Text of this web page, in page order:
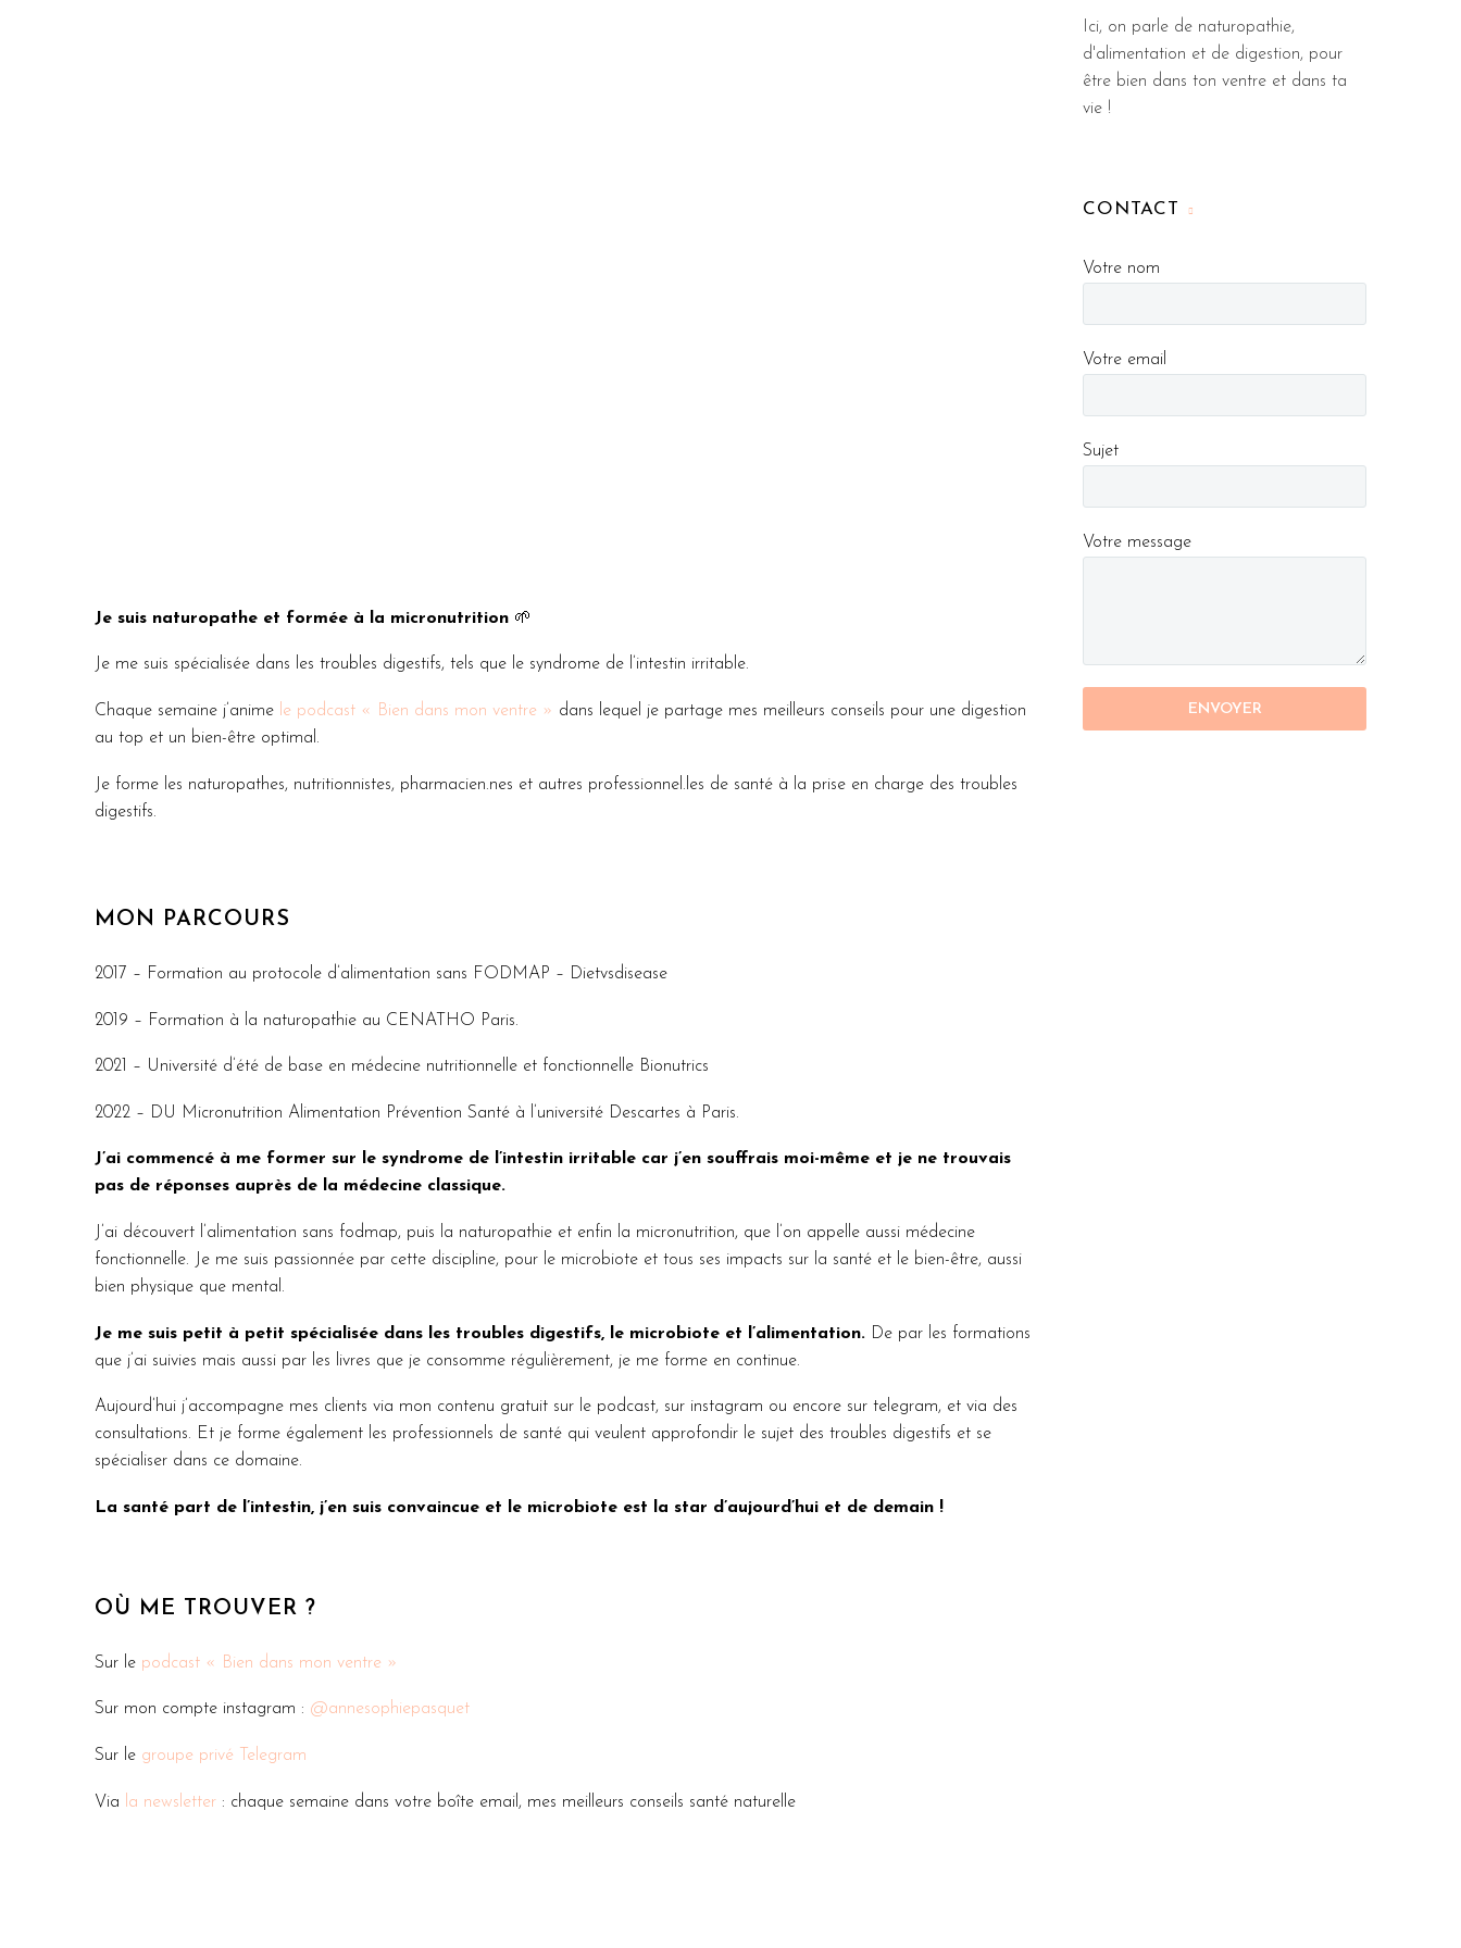
Je suis naturopathe et formée à la micronutrition 🌱
Je me suis spécialisée dans les troubles digestifs, tels que le syndrome de l’intestin irritable.
Chaque semaine j’anime le podcast « Bien dans mon ventre » dans lequel je partage mes meilleurs conseils pour une digestion
au top et un bien-être optimal.
Je forme les naturopathes, nutritionnistes, pharmacien.nes et autres professionnel.les de santé à la prise en charge des troubles
digestifs.
MON PARCOURS
2017 – Formation au protocole d’alimentation sans FODMAP – Dietvsdisease
2019 – Formation à la naturopathie au CENATHO Paris.
2021 – Université d’été de base en médecine nutritionnelle et fonctionnelle Bionutrics
2022 – DU Micronutrition Alimentation Prévention Santé à l’université Descartes à Paris.
J’ai commencé à me former sur le syndrome de l’intestin irritable car j’en souffrais moi-même et je ne trouvais
pas de réponses auprès de la médecine classique.
J’ai découvert l’alimentation sans fodmap, puis la naturopathie et enfin la micronutrition, que l’on appelle aussi médecine
fonctionnelle. Je me suis passionnée par cette discipline, pour le microbiote et tous ses impacts sur la santé et le bien-être, aussi
bien physique que mental.
Je me suis petit à petit spécialisée dans les troubles digestifs, le microbiote et l’alimentation. De par les formations
que j’ai suivies mais aussi par les livres que je consomme régulièrement, je me forme en continue.
Aujourd’hui j’accompagne mes clients via mon contenu gratuit sur le podcast, sur instagram ou encore sur telegram, et via des
consultations. Et je forme également les professionnels de santé qui veulent approfondir le sujet des troubles digestifs et se
spécialiser dans ce domaine.
La santé part de l’intestin, j’en suis convaincue et le microbiote est la star d’aujourd’hui et de demain !
OÙ ME TROUVER ?
Sur le podcast « Bien dans mon ventre »
Sur mon compte instagram : @annesophiepasquet
Sur le groupe privé Telegram
Via la newsletter : chaque semaine dans votre boîte email, mes meilleurs conseils santé naturelle
Ici, on parle de naturopathie,
d'alimentation et de digestion, pour
être bien dans ton ventre et dans ta
vie !
CONTACT
Votre nom
Votre email
Sujet
Votre message